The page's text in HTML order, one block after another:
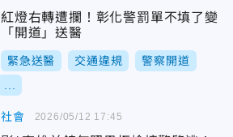
紅燈右轉遭攔！彰化警罰單不填了變
「開道」送醫
緊急送醫 交通違規 警察開道
社會 2026/05/12 17:45